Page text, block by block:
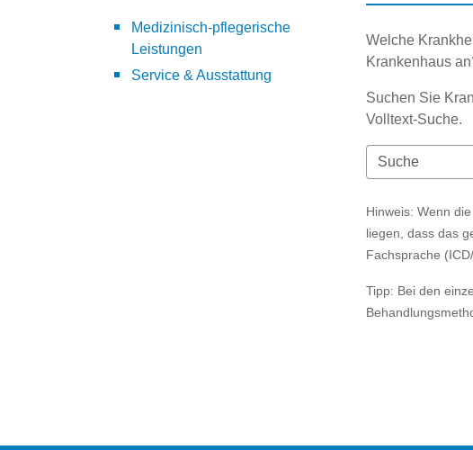
Medizinisch-pflegerische
Leistungen
Service & Ausstattung
Welche
Krankenhaus
Suchen Sie
Volltext-Suche.
Hinweis: Wenn
liegen, dass das
Fachsprache
Tipp: Bei den